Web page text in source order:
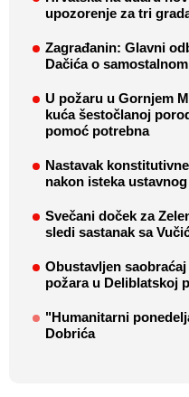
upozorenje za tri
Zagrađanin: Glavni
Dačića o
U požaru u Gornjem
kuća šestočlanoj
pomoć potrebna
Nastavak
nakon isteka
Svečani doček za
sledi sastanak sa
Obustavljen
požara u Deliblatskoj
"Humanitarni
Dobrića